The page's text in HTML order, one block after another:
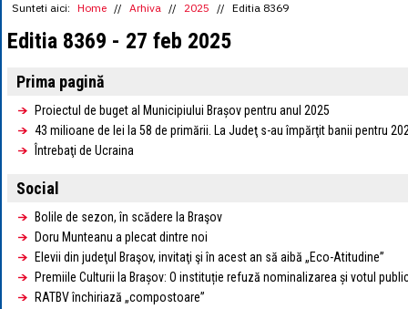
1 JPY
1 MDL= 0.2538
1 SEK= 0.4526
1 UAH= 0.1048
Sunteti aici: Home // Arhiva // 2025 // Editia 8369
Editia 8369 - 27 feb 2025
Prima pagină
Proiectul de buget al Municipiului Brașov pentru anul 2025
43 milioane de lei la 58 de primării. La Judeţ s-au împărţit banii pentru
Întrebaţi de Ucraina
Social
Bolile de sezon, în scădere la Braşov
Doru Munteanu a plecat dintre noi
Elevii din judeţul Braşov, invitaţi şi în acest an să aibă „Eco-Atitudine”
Premiile Culturii la Brașov: O instituție refuză nominalizarea și votul
RATBV închiriază „compostoare”